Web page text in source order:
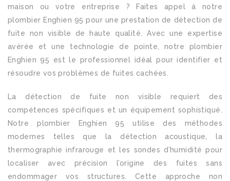
maison ou votre entreprise ? Faites appel à notre
plombier Enghien 95 pour une prestation de détection de
fuite non visible de haute qualité. Avec une expertise
avérée et une technologie de pointe, notre plombier
Enghien 95 est le professionnel idéal pour identifier et
résoudre vos problèmes de fuites cachées.
La détection de fuite non visible requiert des
compétences spécifiques et un équipement sophistiqué.
Notre plombier Enghien 95 utilise des méthodes
modernes telles que la détection acoustique, la
thermographie infrarouge et les sondes d’humidité pour
localiser avec précision l’origine des fuites sans
endommager vos structures. Cette approche non